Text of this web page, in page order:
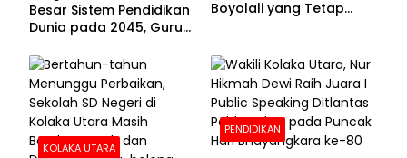
Besar Sistem Pendidikan
Dunia pada 2045, Guru
100 Persen
Boyolali yang Tetap
KOLAKA UTARA
PENDIDIKAN